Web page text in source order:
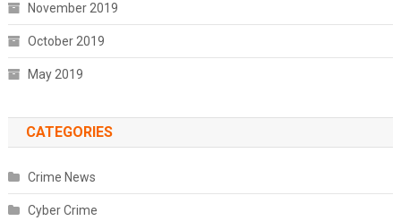
November 2019
October 2019
May 2019
CATEGORIES
Crime News
Cyber Crime